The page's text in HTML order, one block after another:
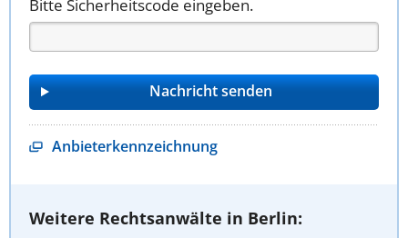
Bitte Sicherheitscode eingeben.
Anbieterkennzeichnung
Weitere Rechtsanwälte in Berlin: